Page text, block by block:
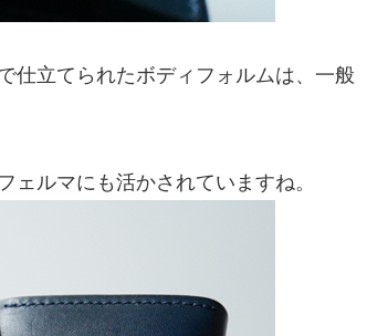
仕立てられたボディフォルムは、一般
ルマにも活かされていますね。